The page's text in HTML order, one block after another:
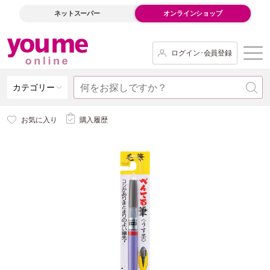
ネットスーパー オンラインショップ
ログイン･会員登録
カテゴリー
お気に入り 購入履歴